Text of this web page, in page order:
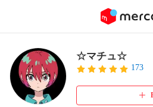
☆マチュ☆
173